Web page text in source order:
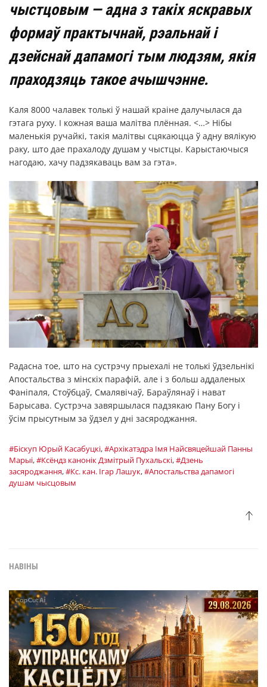
чыстцовым — адна з такіх яскравых
формаў практычнай, рэальнай і
дзейснай дапамогі тым людзям, якія
праходзяць такое ачышчэнне.
Каля 8000 чалавек толькі ў нашай краіне далучылася да
гэтага руху. І кожная ваша малітва плённая. <…> Нібы
маленькія ручайкі, такія малітвы сцякаюцца ў адну вялікую
раку, што дае прахалоду душам у чыстцы. Карыстаючыся
нагодаю, хачу падзякаваць вам за гэта».
Радасна тое, што на сустрэчу прыехалі не толькі ўдзельнікі
Апостальства з мінскіх парафій, але і з больш аддаленых
Фаніпаля, Стоўбцаў, Смалявічаў, Бараўлянаў і нават
Барысава. Сустрэча завяршылася падзякаю Пану Богу і
ўсім прысутным за ўдзел у дні засяроджання.
#Біскуп Юрый Касабуцкі,#Архікатэдра Імя Найсвяцейшай Панны
Марыі,#Ксёндз канонік Дзмітрый Пухальскі,#Дзень
засяроджання,#Кс. кан. Ігар Лашук,#Апостальства дапамогі
душам чысцовым
НАВІНЫ